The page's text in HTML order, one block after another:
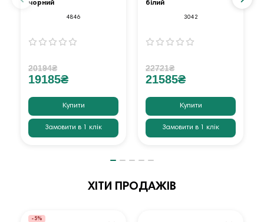
чорний
4846
20194₴
19185₴
Купити
Замовити в 1 клік
білий
3042
22721₴
21585₴
Купити
Замовити в 1 клік
ХІТИ ПРОДАЖІВ
-5%